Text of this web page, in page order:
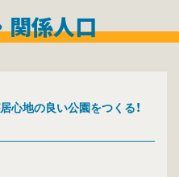
関係人口
心地の良い公園をつくる！